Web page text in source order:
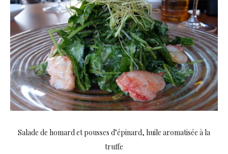
Salade de homard et pousses d’épinard, huile aromatisée à la
truffe